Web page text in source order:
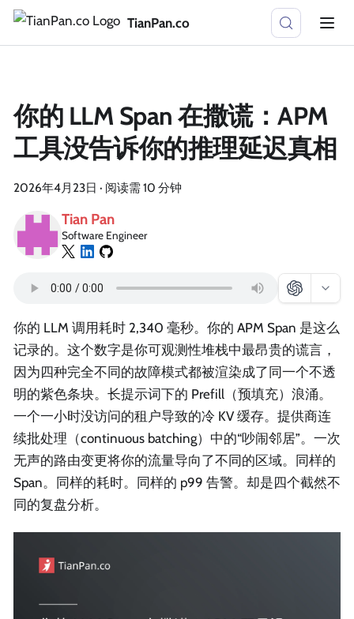
TianPan.co
你的 LLM Span 在撒谎：APM
工具没告诉你的推理延迟真相
2026年4月23日 · 阅读需 10 分钟
Tian Pan
Software Engineer
你的 LLM 调用耗时 2,340 毫秒。你的 APM Span 是这么
记录的。这个数字是你可观测性堆栈中最昂贵的谎言，
因为四种完全不同的故障模式都被渲染成了同一个不透
明的紫色条块。长提示词下的 Prefill（预填充）浪涌。
一个一小时没访问的租户导致的冷 KV 缓存。提供商连
续批处理（continuous batching）中的“吵闹邻居”。一次
无声的路由变更将你的流量导向了不同的区域。同样的
Span。同样的耗时。同样的 p99 告警。却是四个截然不
同的复盘分析。